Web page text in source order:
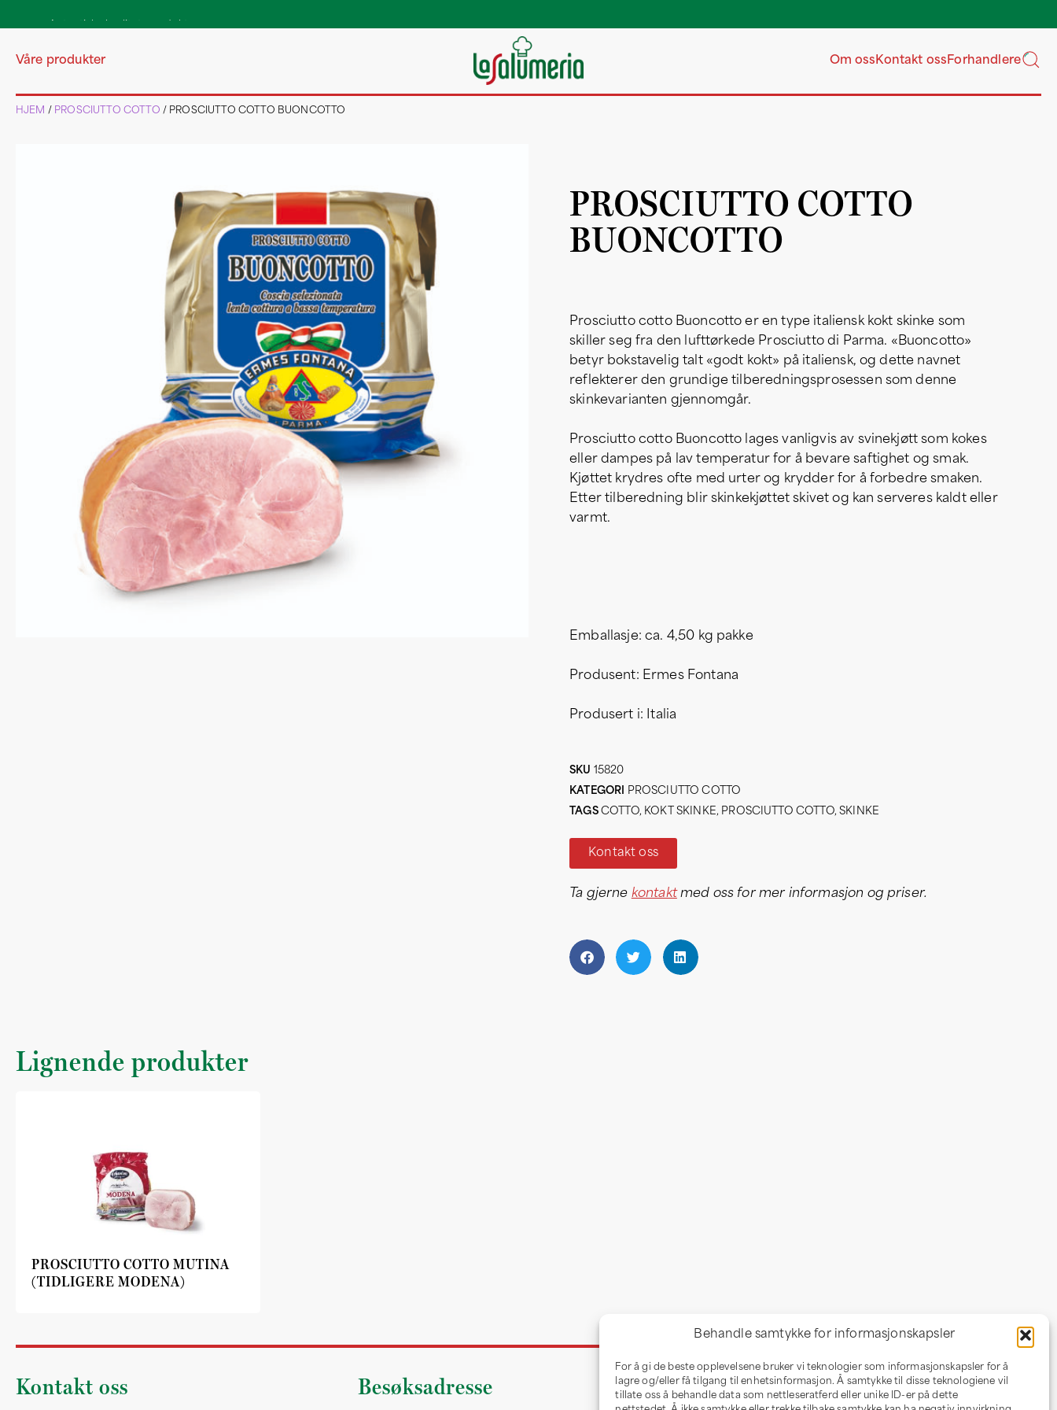
Behandle samtykke for informasjonskapsler
For å gi de beste opplevelsene bruker vi teknologier som informasjonskapsler for å
lagre og/eller få tilgang til enhetsinformasjon. Å samtykke til disse teknologiene vil
tillate oss å behandle data som nettleseratferd eller unike ID-er på dette
Våre produkter Om ossKontakt ossForhandlere
HJEM / PROSCIUTTO COTTO / PROSCIUTTO COTTO BUONCOTTO
PROSCIUTTO COTTO
BUONCOTTO
Prosciutto cotto Buoncotto er en type italiensk kokt skinke som
skiller seg fra den lufttørkede Prosciutto di Parma. «Buoncotto»
betyr bokstavelig talt «godt kokt» på italiensk, og dette navnet
reflekterer den grundige tilberedningsprosessen som denne
skinkevarianten gjennomgår.
Prosciutto cotto Buoncotto lages vanligvis av svinekjøtt som kokes
eller dampes på lav temperatur for å bevare saftighet og smak.
Kjøttet krydres ofte med urter og krydder for å forbedre smaken.
Etter tilberedning blir skinkekjøttet skivet og kan serveres kaldt eller
varmt.
Emballasje: ca. 4,50 kg pakke
Produsent: Ermes Fontana
Produsert i: Italia
SKU 15820
KATEGORI
PROSCIUTTO COTTO
TAGS COTTO, KOKT SKINKE, PROSCIUTTO COTTO,SKINKE
Kontakt oss
Ta gjerne kontaktmed oss for mer informasjon og priser.
Lignende produkter
PROSCIUTTO COTTO MUTINA
(TIDLIGERE MODENA)
Kontakt oss Besøksadresse Om oss